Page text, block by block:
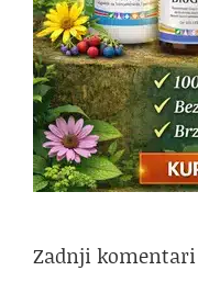
Zadnji komentari